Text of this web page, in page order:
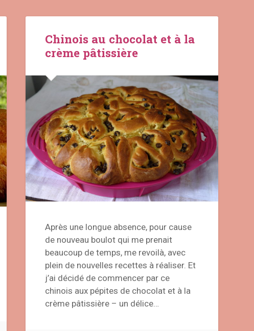
Chinois au chocolat et à la
crème pâtissière
Après une longue absence, pour cause
de nouveau boulot qui me prenait
beaucoup de temps, me revoilà, avec
plein de nouvelles recettes à réaliser. Et
j’ai décidé de commencer par ce
chinois aux pépites de chocolat et à la
crème pâtissière – un délice…